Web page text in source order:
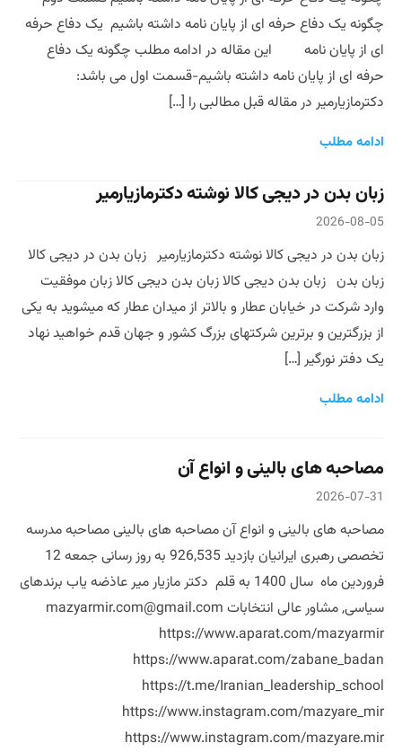
چگونه یک دفاع حرفه ای از پایان نامه داشته باشیم یک دفاع حرفه
ای از پایان نامه این مقاله در ادامه مطلب چگونه یک دفاع
حرفه ای از پایان نامه داشته باشیم-قسمت اول می باشد:
دکترمازیارمیر در مقاله قبل مطالبی را […]
ادامه مطلب
زبان بدن در دیجی کالا نوشته دکترمازیارمیر
2026-08-05
زبان بدن در دیجی کالا نوشته دکترمازیارمیر زبان بدن در دیجی کالا
زبان بدن زبان بدن دیجی کالا زبان بدن دیجی کالا زبان موفقیت
وارد شرکت در خیابان عطار و بالاتر از میدان عطار که میشوید به یکی
از بزرگترین و برترین شرکتهای بزرگ کشور و جهان قدم خواهید نهاد
یک دفتر نورگیر […]
ادامه مطلب
مصاحبه های بالینی و انواع آن
2026-07-31
مصاحبه های بالینی و انواع آن مصاحبه های بالینی مصاحبه مدرسه
تخصصی رهبری ایرانیان بازدید 926,535 به روز رسانی جمعه 12
فروردین ماه سال 1400 به قلم دکتر مازیار میر عاذضه یاب برندهای
سیاسی, مشاور عالی انتخابات mazyarmir.com@gmail.com
https://www.aparat.com/mazyarmir
https://www.aparat.com/zabane_badan
https://t.me/Iranian_leadership_school
https://www.instagram.com/mazyare_mir
https://www.instagram.com/mazyare.mir